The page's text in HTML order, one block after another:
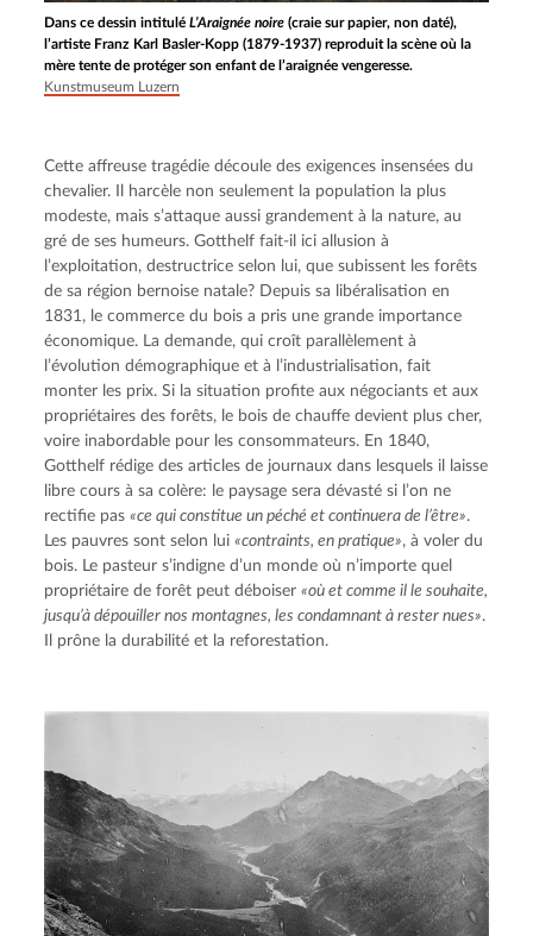
Dans ce dessin intituléL’Araignée noire (craie sur papier, non daté),
l’artiste Franz Karl Basler-Kopp (1879-1937) reproduit la scène où la
mère tente de protéger son enfant de l’araignée vengeresse.
Kunstmuseum Luzern
Cette affreuse tragédie découle des exigences insensées du
chevalier. Il harcèle non seulement la population la plus
modeste, mais s’attaque aussi grandement à la nature, au
gré de ses humeurs. Gotthelf fait-il ici allusion à
l’exploitation, destructrice selon lui, que subissent les forêts
de sa région bernoise natale? Depuis sa libéralisation en
1831, le commerce du bois a pris une grande importance
économique. La demande, qui croît parallèlement à
l’évolution démographique et à l’industrialisation, fait
monter les prix. Si la situation profite aux négociants et aux
propriétaires des forêts, le bois de chauffe devient plus cher,
voire inabordable pour les consommateurs. En 1840,
Gotthelf rédige des articles de journaux dans lesquels il laisse
libre cours à sa colère: le paysage sera dévasté si l’on ne
rectifie pas «ce qui constitue un péché et continuera de l’être».
Les pauvres sont selon lui «contraints, en pratique», à voler du
bois. Le pasteur s’indigne d’un monde où n’importe quel
propriétaire de forêt peut déboiser «où et comme il le souhaite,
jusqu’à dépouiller nos montagnes, les condamnant à rester nues».
Il prône la durabilité et la reforestation.